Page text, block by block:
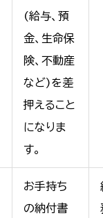
(給与、預
金、生命保
険、不動産
など)を差
押えること
になりま
す。
お手持ち
の納付書